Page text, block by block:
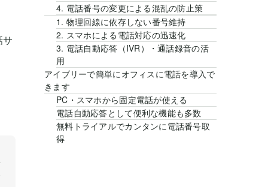
サ
4. 電話番号の変更による混乱の防止策
1. 物理回線に依存しない番号維持
2. スマホによる電話対応の迅速化
3. 電話自動応答（IVR）・通話録音の活
用
アイブリーで簡単にオフィスに電話を導入で
きます
PC・スマホから固定電話が使える
電話自動応答として便利な機能も多数
無料トライアルでカンタンに電話番号取
得